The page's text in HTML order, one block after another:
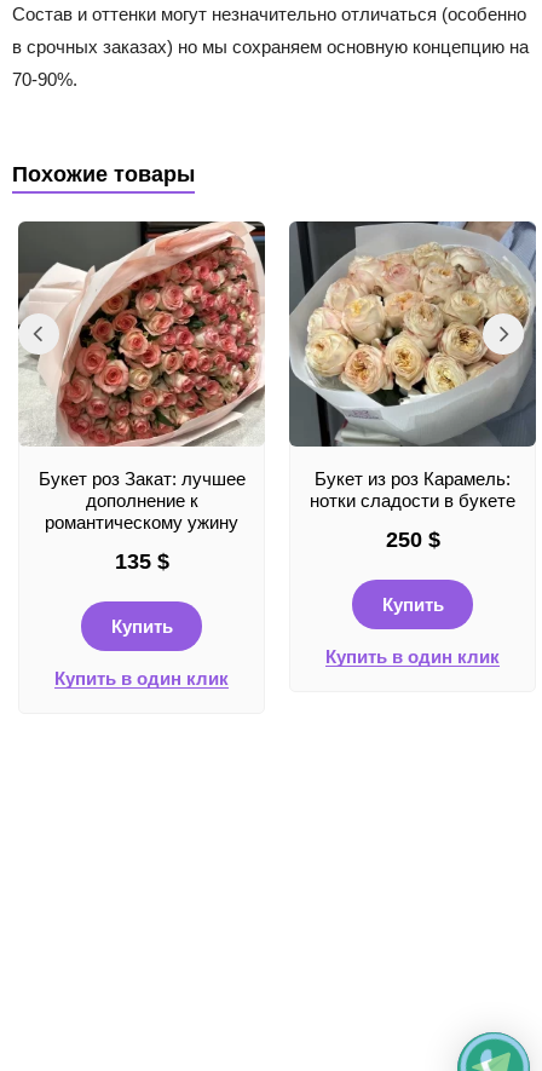
Состав и оттенки могут незначительно отличаться (особенно
в срочных заказах) но мы сохраняем основную концепцию на
70-90%.
Похожие товары
Букет роз Закат: лучшее
дополнение к
романтическому ужину
135 $
Купить
Купить в один клик
Букет из роз Карамель:
нотки сладости в букете
250 $
Купить
Купить в один клик